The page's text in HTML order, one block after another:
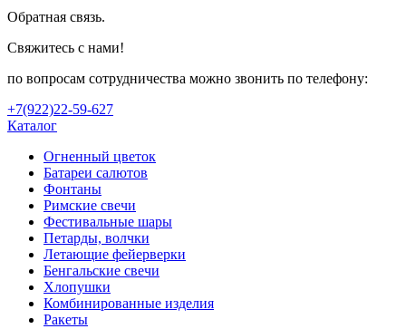
Обратная связь.
Свяжитесь с нами!
по вопросам сотрудничества можно звонить по телефону:
+7(922)22-59-627
Каталог
Огненный цветок
Батареи салютов
Фонтаны
Римские свечи
Фестивальные шары
Петарды, волчки
Летающие фейерверки
Бенгальские свечи
Хлопушки
Комбинированные изделия
Ракеты